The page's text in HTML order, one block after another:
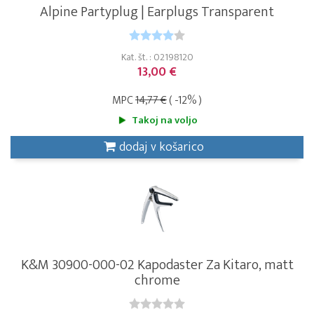
Alpine Partyplug | Earplugs Transparent
Kat. št. : 02198120
13,00 €
MPC14,77 €( -12% )
Takoj na voljo
dodaj v košarico
K&M 30900-000-02 Kapodaster Za Kitaro, matt
chrome